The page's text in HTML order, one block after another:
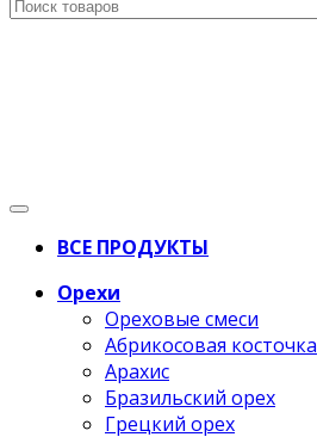
ВСЕ ПРОДУКТЫ
Орехи
Ореховые смеси
Абрикосовая косточка
Арахис
Бразильский орех
Грецкий орех